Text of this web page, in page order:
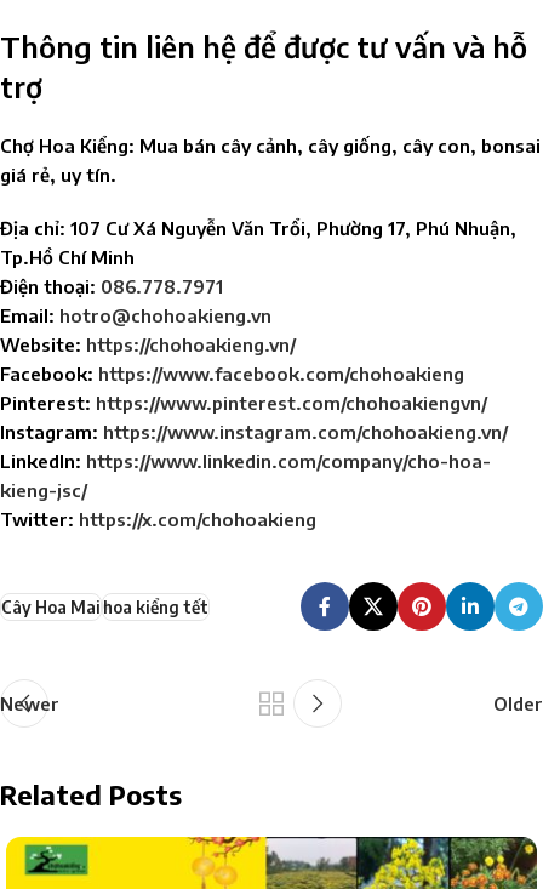
Thông tin liên hệ để được tư vấn và hỗ
trợ
Chợ Hoa Kiểng: Mua bán cây cảnh, cây giống, cây con, bonsai
giá rẻ, uy tín.​
Địa chỉ: 107 Cư Xá Nguyễn Văn Trổi, Phường 17, Phú Nhuận,
Tp.Hồ Chí Minh
Điện thoại: 086.778.7971
Email: hotro@chohoakieng.vn
Website: https://chohoakieng.vn/
Facebook: https://www.facebook.com/chohoakieng
Pinterest: https://www.pinterest.com/chohoakiengvn/
Instagram: https://www.instagram.com/chohoakieng.vn/
LinkedIn: https://www.linkedin.com/company/cho-hoa-
kieng-jsc/
Twitter: https://x.com/chohoakieng
Cây Hoa Maihoa kiểng tết
Newer Older
Related Posts